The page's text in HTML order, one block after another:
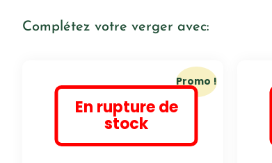
Complétez votre verger avec:
En rupture de
stock
Promo !